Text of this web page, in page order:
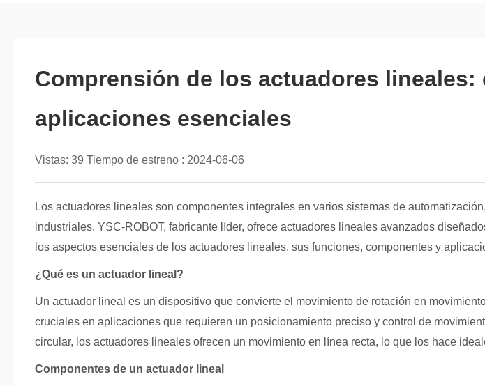
Comprensión de los actuadores
aplicaciones esenciales
Vistas: 39 Tiempo de estreno : 2024-06-06
Los actuadores lineales son componentes integrales en varios sistemas de
industriales. YSC-ROBOT, fabricante líder, ofrece actuadores lineales avanzados
los aspectos esenciales de los actuadores lineales, sus funciones, componentes y
¿Qué es un actuador lineal?
Un actuador lineal es un dispositivo que convierte el movimiento de rotación en
cruciales en aplicaciones que requieren un posicionamiento preciso y control de
circular, los actuadores lineales ofrecen un movimiento en línea recta, lo que los hace
Componentes de un actuador lineal